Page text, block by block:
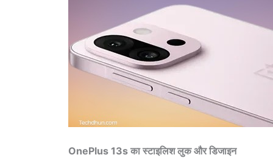
OnePlus 13s का स्टाइलिश लुक और डिजाइन